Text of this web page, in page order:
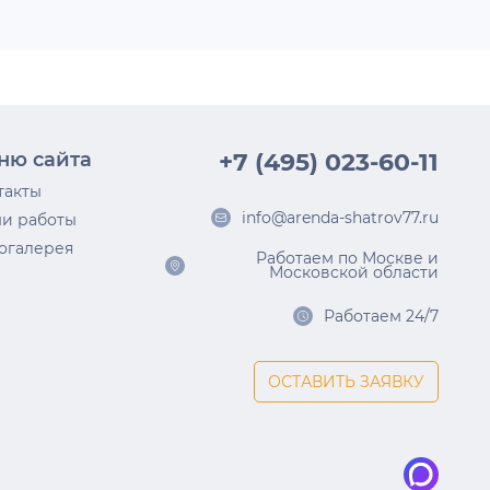
сайта
работы
+7 (495) 023-60-11
info@arenda-shatrov77.ru
Работаем по Москве и
Московской области
Работаем 24/7
ОСТАВИТЬ ЗАЯВКУ